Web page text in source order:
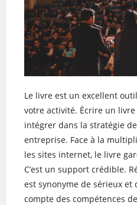
Le livre est un excellent
votre activité. Écrire un
intégrer dans la stratégie
entreprise. Face à la
les sites internet, le livre
C’est un support crédible.
est synonyme de sérieux et
compte des compétences